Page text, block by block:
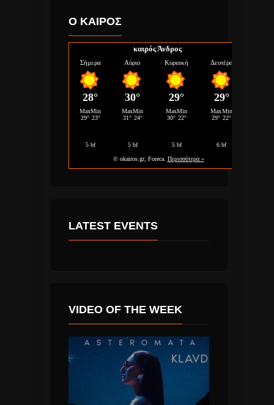
Ο ΚΑΙΡΟΣ
καιρός Άνδρος
LATEST EVENTS
VIDEO OF THE WEEK